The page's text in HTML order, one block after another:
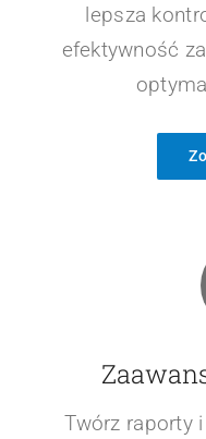
lepsza
efektywność
Twórz raporty